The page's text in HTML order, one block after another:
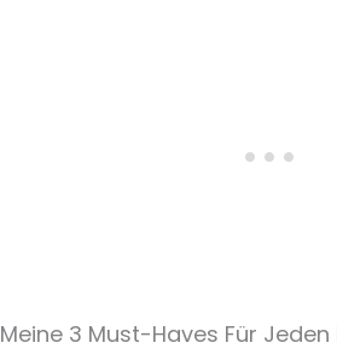
Meine 3 Must-Haves Für